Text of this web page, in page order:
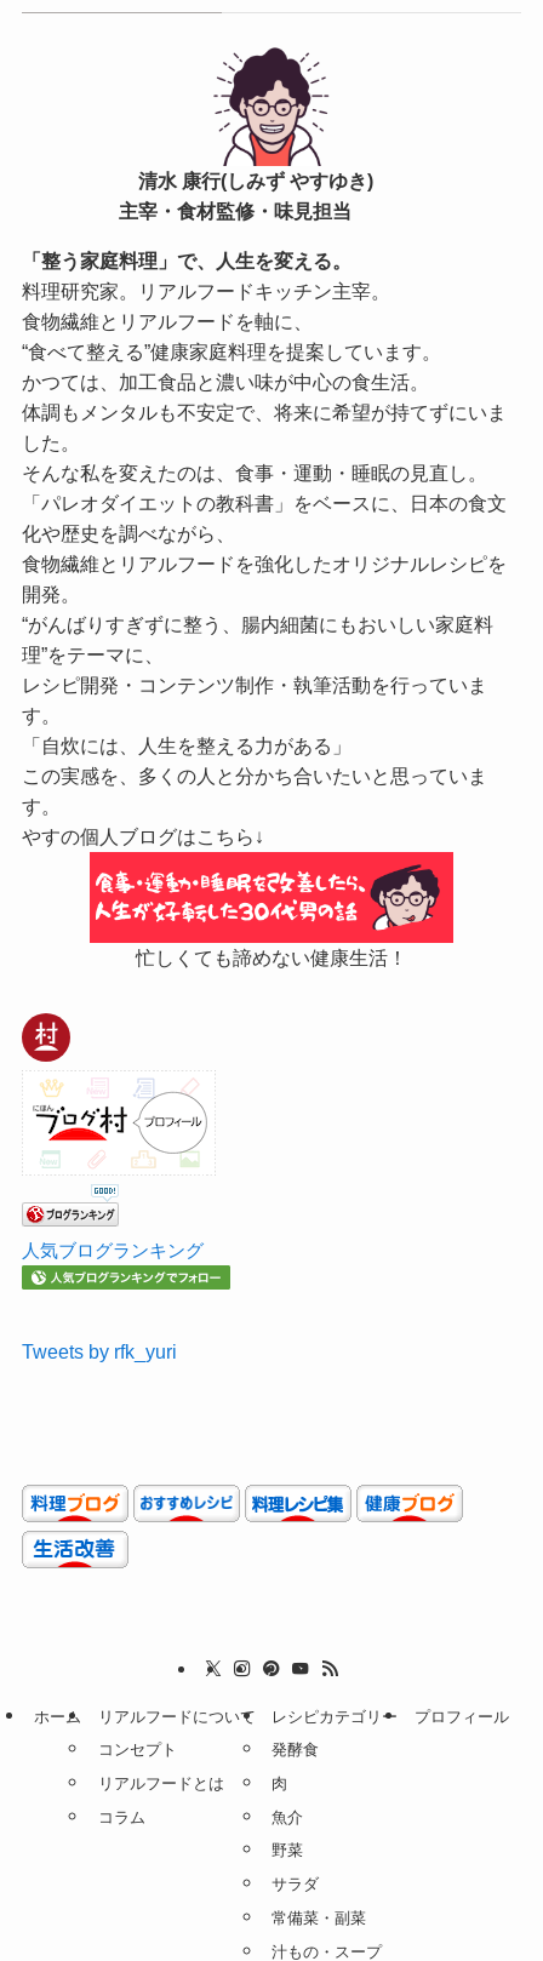
清水 康行(しみず やすゆき)
主宰・食材監修・味見担当
「整う家庭料理」で、人生を変える。
料理研究家。リアルフードキッチン主宰。
食物繊維とリアルフードを軸に、
“食べて整える”健康家庭料理を提案しています。
かつては、加工食品と濃い味が中心の食生活。
体調もメンタルも不安定で、将来に希望が持てずにいま
した。
そんな私を変えたのは、食事・運動・睡眠の見直し。
「パレオダイエットの教科書」をベースに、日本の食文
化や歴史を調べながら、
食物繊維とリアルフードを強化したオリジナルレシピを
開発。
“がんばりすぎずに整う、腸内細菌にもおいしい家庭料
理”をテーマに、
レシピ開発・コンテンツ制作・執筆活動を行っていま
す。
「自炊には、人生を整える力がある」
この実感を、多くの人と分かち合いたいと思っていま
す。
やすの個人ブログはこちら↓
忙しくても諦めない健康生活！
人気ブログランキング
Tweets by rfk_yuri
ホーム
リアルフードについて
コンセプト
リアルフードとは
コラム
レシピカテゴリー
発酵食
肉
魚介
野菜
サラダ
常備菜・副菜
汁もの・スープ
プロフィール